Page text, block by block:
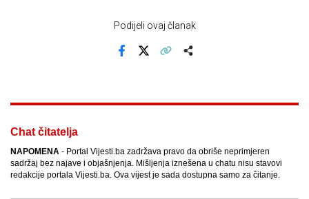
Podijeli ovaj članak
Chat čitatelja
NAPOMENA - Portal Vijesti.ba zadržava pravo da obriše neprimjeren
sadržaj bez najave i objašnjenja. Mišljenja iznešena u chatu nisu stavovi
redakcije portala Vijesti.ba. Ova vijest je sada dostupna samo za čitanje.